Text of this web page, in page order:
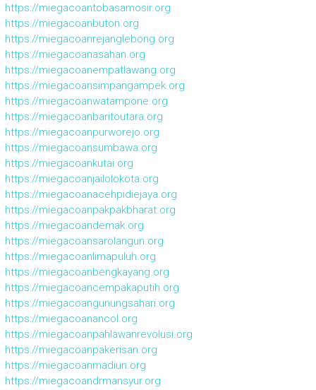
https://miegacoantobasamosir.org
https://miegacoanbuton.org
https://miegacoanrejanglebong.org
https://miegacoanasahan.org
https://miegacoanempatlawang.org
https://miegacoansimpangampek.org
https://miegacoanwatampone.org
https://miegacoanbaritoutara.org
https://miegacoanpurworejo.org
https://miegacoansumbawa.org
https://miegacoankutai.org
https://miegacoanjailolokota.org
https://miegacoanacehpidiejaya.org
https://miegacoanpakpakbharat.org
https://miegacoandemak.org
https://miegacoansarolangun.org
https://miegacoanlimapuluh.org
https://miegacoanbengkayang.org
https://miegacoancempakaputih.org
https://miegacoangunungsahari.org
https://miegacoanancol.org
https://miegacoanpahlawanrevolusi.org
https://miegacoanpakerisan.org
https://miegacoanmadiun.org
https://miegacoandrmansyur.org